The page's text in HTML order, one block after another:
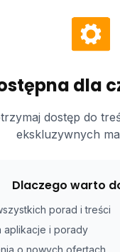
dla
dostęp do
ekskluzywnych
Dlaczego warto
porad i treści
aplikacje i porady
o nowych ofertach